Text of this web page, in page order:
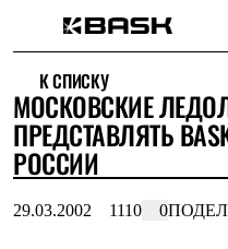
Интернет-магазин
Мужская одежда
Утепленная пухом
Куртки
Брюки
Комбинезоны
К СПИСКУ
МОСКОВСКИЕ
ПРЕДСТАВЛЯТЬ
РОССИИ
29.03.2002 1110 0